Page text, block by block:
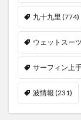
九十九里 (774)
ウェットスーツ
サーフィン上
波情報 (231)